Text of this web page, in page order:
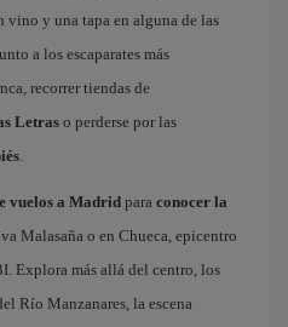
vino y una tapa en alguna de las
a los escaparates más
recorrer tiendas de
Letras o perderse por las
.
vuelos a Madrid para conocer la
Malasaña o en Chueca, epicentro
Explora más allá del centro, los
Río Manzanares, la escena